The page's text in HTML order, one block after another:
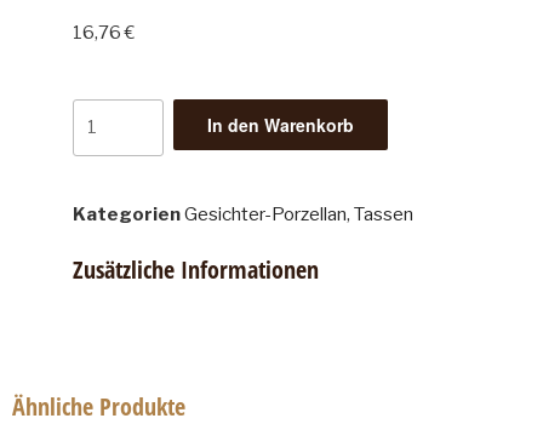
16,76€
In den Warenkorb
KategorienGesichter-Porzellan, Tassen
Zusätzliche Informationen
Ähnliche Produkte